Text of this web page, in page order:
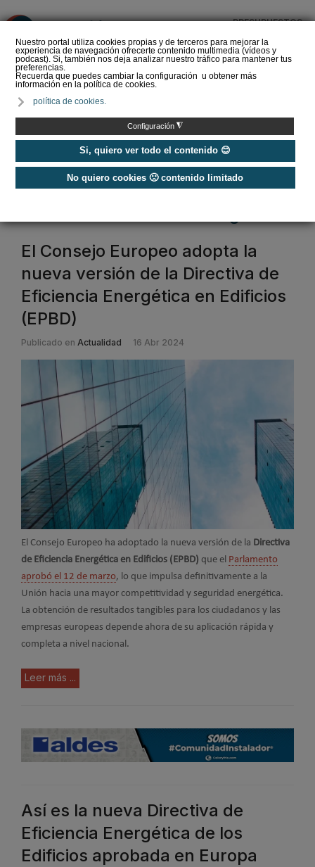
Nuestro portal utiliza cookies propias y de terceros para mejorar la
experiencia de navegación ofrecerte contenido multimedia (vídeos y
podcast). Si, también nos deja analizar nuestro tráfico para mantener tus
preferencias.
Recuerda que puedes cambiar la configuración u obtener más
información en la política de cookies.
política de cookies.
Configuración ◮
Si, quiero ver todo el contenido 😊
No quiero cookies 🙁 contenido limitado
PRESUPUESTOS
Global Services, un
nuevo estándar en s…
Normativas eficiencia energética
El Consejo Europeo adopta la
nueva versión de la Directiva de
Eficiencia Energética en Edificios
(EPBD)
Publicado en Actualidad 16 Abr 2024
El Consejo Europeo ha adoptado la nueva versión de la Directiva
de Eficiencia Energética en Edificios (EPBD) que el Parlamento
aprobó el 12 de marzo, lo que impulsa definitivamente a la
Unión hacia una mayor competitividad y seguridad energética.
La obtención de resultados tangibles para los ciudadanos y las
empresas europeas depende ahora de su aplicación rápida y
completa a nivel nacional.
Leer más ...
Así es la nueva Directiva de
Eficiencia Energética de los
Edificios aprobada en Europa